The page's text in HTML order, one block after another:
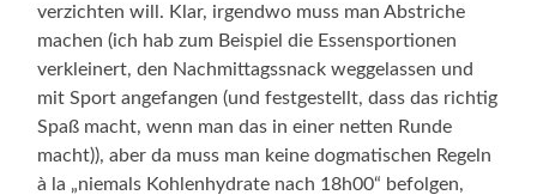
verzichten will. Klar, irgendwo muss man Abstriche
machen (ich hab zum Beispiel die Essensportionen
verkleinert, den Nachmittagssnack weggelassen und
mit Sport angefangen (und festgestellt, dass das richtig
Spaß macht, wenn man das in einer netten Runde
macht)), aber da muss man keine dogmatischen Regeln
à la „niemals Kohlenhydrate nach 18h00“ befolgen,